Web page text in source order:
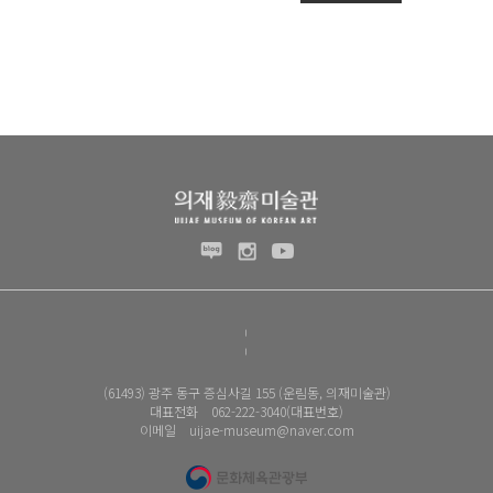
(61493) 광주 동구 증심사길 155 (운림동, 의재미술관)
대표전화 062-222-3040(대표번호)
이메일 uijae-museum@naver.com